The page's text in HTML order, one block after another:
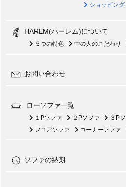
ショッピング
HAREM(ハーレム)について
５つの特色 中の人のこだわり
お問い合わせ
ローソファ一覧
１Pソファ ２Pソファ ３P
フロアソファ
コーナーソファ
ソファの納期